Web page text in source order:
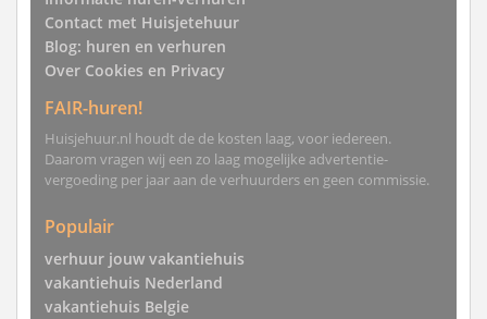
Contact met Huisjetehuur
Blog: huren en verhuren
Over Cookies en Privacy
FAIR-huren!
Huisjehuur.nl houdt de de kosten laag, voor iedereen.
Daarom vragen wij een zo laag mogelijke advertentie-
vergoeding per jaar aan de verhuurders en geen commissie.
Populair
verhuur jouw vakantiehuis
vakantiehuis Nederland
vakantiehuis Belgie